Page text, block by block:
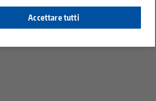
Accettare tutti